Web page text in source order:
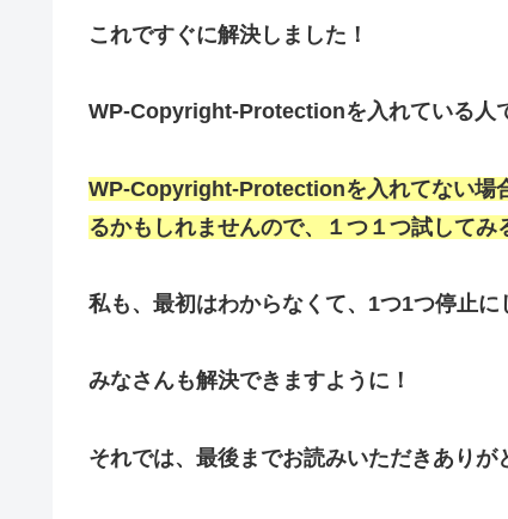
これですぐに解決しました！
WP-Copyright-Protectionを入れている人
WP-Copyright-Protectionを入れてない場
るかもしれませんので、１つ１つ試してみ
私も、最初はわからなくて、1つ1つ停止
みなさんも解決できますように！
それでは、最後までお読みいただきありが